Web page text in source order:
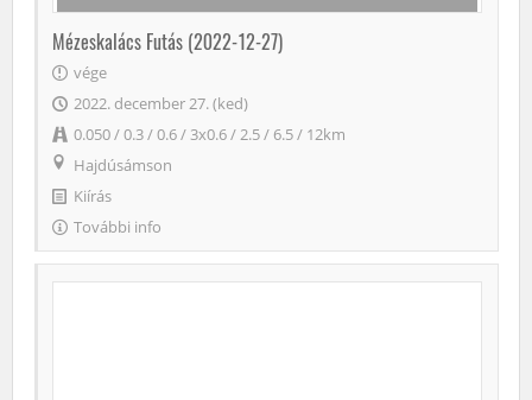
Mézeskalács Futás (2022-12-27)
vége
2022. december 27. (ked)
0.050 / 0.3 / 0.6 / 3x0.6 / 2.5 / 6.5 / 12km
Hajdúsámson
Kiírás
További info